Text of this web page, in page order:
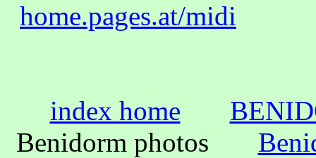
home.pages.at/midi
index home
Benidorm photos